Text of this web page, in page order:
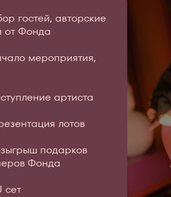
гостей, авторские
от Фонда
мероприятия,
артиста
лотов
подарков
Фонда
сет